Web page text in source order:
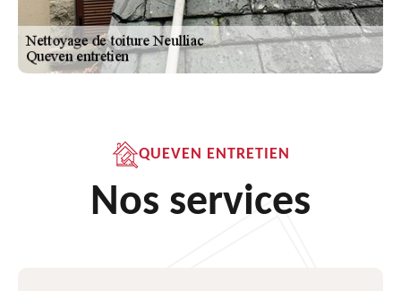
QUEVEN ENTRETIEN
Nos services